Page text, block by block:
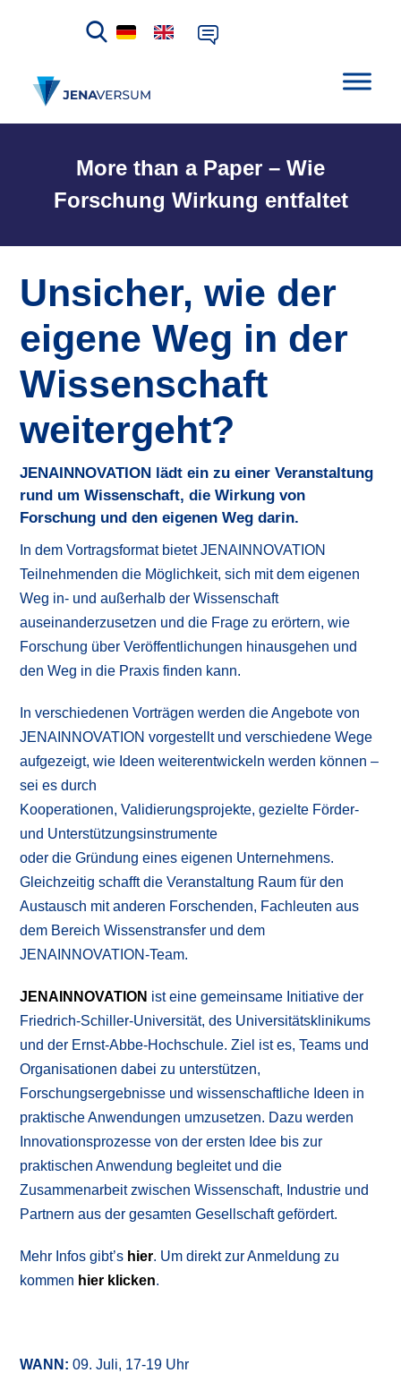
More than a Paper – Wie
Forschung Wirkung entfaltet
Unsicher, wie der
eigene Weg in der
Wissenschaft
weitergeht?
JENAINNOVATION lädt ein zu einer Veranstaltung
rund um Wissenschaft, die Wirkung von
Forschung und den eigenen Weg darin.
In dem Vortragsformat bietet JENAINNOVATION
Teilnehmenden die Möglichkeit, sich mit dem eigenen
Weg in- und außerhalb der Wissenschaft
auseinanderzusetzen und die Frage zu erörtern, wie
Forschung über Veröffentlichungen hinausgehen und
den Weg in die Praxis finden kann.
In verschiedenen Vorträgen werden die Angebote von
JENAINNOVATION vorgestellt und verschiedene Wege
aufgezeigt, wie Ideen weiterentwickeln werden können –
sei es durch
Kooperationen, Validierungsprojekte, gezielte Förder-
und Unterstützungsinstrumente
oder die Gründung eines eigenen Unternehmens.
Gleichzeitig schafft die Veranstaltung Raum für den
Austausch mit anderen Forschenden, Fachleuten aus
dem Bereich Wissenstransfer und dem
JENAINNOVATION-Team.
JENAINNOVATION ist eine gemeinsame Initiative der
Friedrich-Schiller-Universität, des Universitätsklinikums
und der Ernst-Abbe-Hochschule. Ziel ist es, Teams und
Organisationen dabei zu unterstützen,
Forschungsergebnisse und wissenschaftliche Ideen in
praktische Anwendungen umzusetzen. Dazu werden
Innovationsprozesse von der ersten Idee bis zur
praktischen Anwendung begleitet und die
Zusammenarbeit zwischen Wissenschaft, Industrie und
Partnern aus der gesamten Gesellschaft gefördert.
Mehr Infos gibt’s hier. Um direkt zur Anmeldung zu
kommen hier klicken.
WANN:09. Juli, 17-19 Uhr